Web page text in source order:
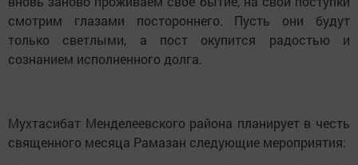
смотрим глазами постороннего. Пусть они будут
только светлыми, а пост окупится радостью и
сознанием исполненного долга.
Мухтасибат Менделеевского района планирует в честь
священного месяца Рамазан следующие мероприятия: